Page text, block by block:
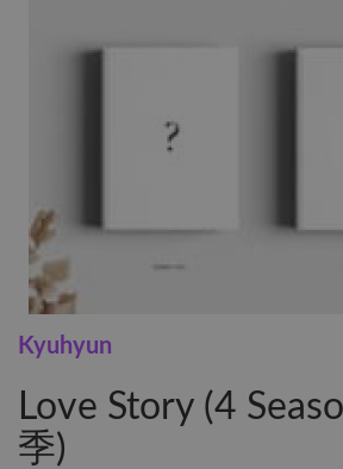
Kyuhyun
Love Story (4
季)